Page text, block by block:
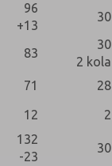
96
+13
30
83
30
2 kola
71 28
12 2
132
-23
30